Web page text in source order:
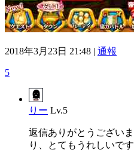
2018年3月23日 21:48 | 通報
5
りー Lv.5
返信ありがとうござい
り、とてもうれしいで